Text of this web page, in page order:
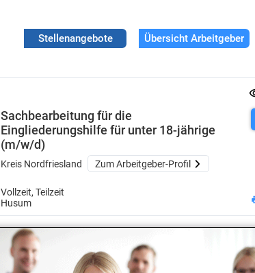
Stellenangebote Übersicht Arbeitgeber
Sachbearbeitung für die
Eingliederungshilfe für unter 18-jährige
(m/w/d)
Kreis Nordfriesland Zum Arbeitgeber-Profil
Vollzeit, Teilzeit
Husum